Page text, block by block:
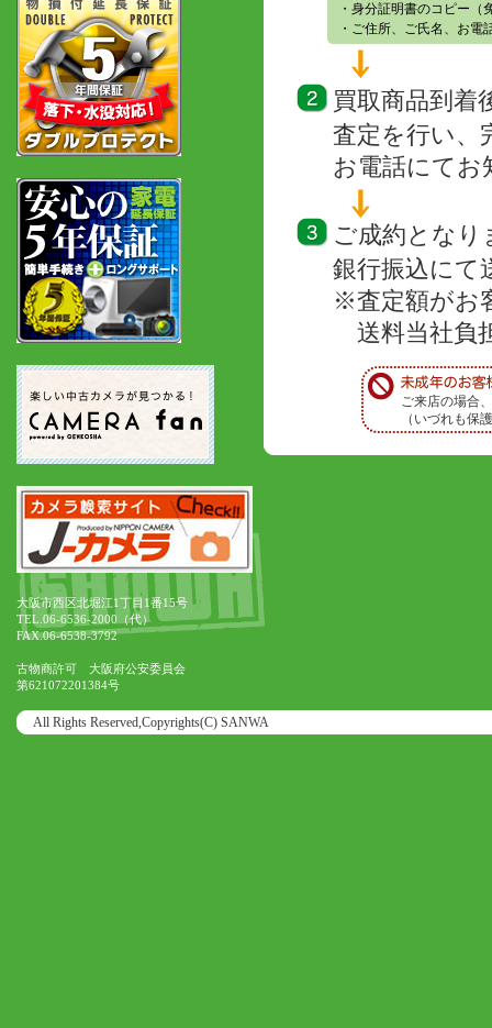
・身分証明書のコピー
・ご住所、ご氏名、お
買取商品到着
査定を行い、
お電話にてお
ご成約となり
銀行振込にて
※査定額がお
送料当社負
ご来店の場合
（いづれも保
大阪市西区北堀江1丁目1番15号
TEL.06-6536-2000（代）
FAX.06-6538-3792
古物商許可 大阪府公安委員会
第621072201384号
All Rights Reserved,Copyrights(C) SANWA